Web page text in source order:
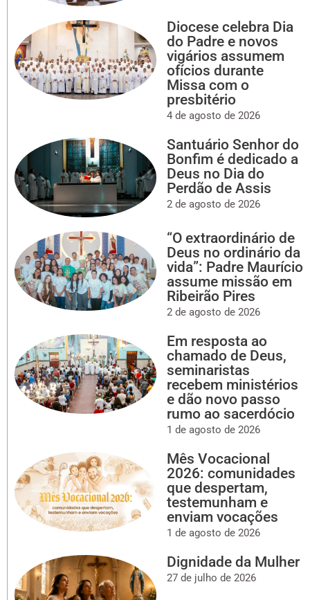
Diocese celebra Dia
do Padre e novos
vigários assumem
ofícios durante
Missa com o
presbitério
4 de agosto de 2026
Santuário Senhor do
Bonfim é dedicado a
Deus no Dia do
Perdão de Assis
2 de agosto de 2026
“O extraordinário de
Deus no ordinário da
vida”: Padre Maurício
assume missão em
Ribeirão Pires
2 de agosto de 2026
Em resposta ao
chamado de Deus,
seminaristas
recebem ministérios
e dão novo passo
rumo ao sacerdócio
1 de agosto de 2026
Mês Vocacional
2026: comunidades
que despertam,
testemunham e
enviam vocações
1 de agosto de 2026
Dignidade da Mulher
27 de julho de 2026